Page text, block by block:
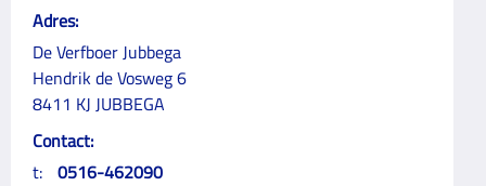
Adres:
De Verfboer Jubbega
Hendrik de Vosweg 6
8411 KJ JUBBEGA
Contact:
t: 0516-462090